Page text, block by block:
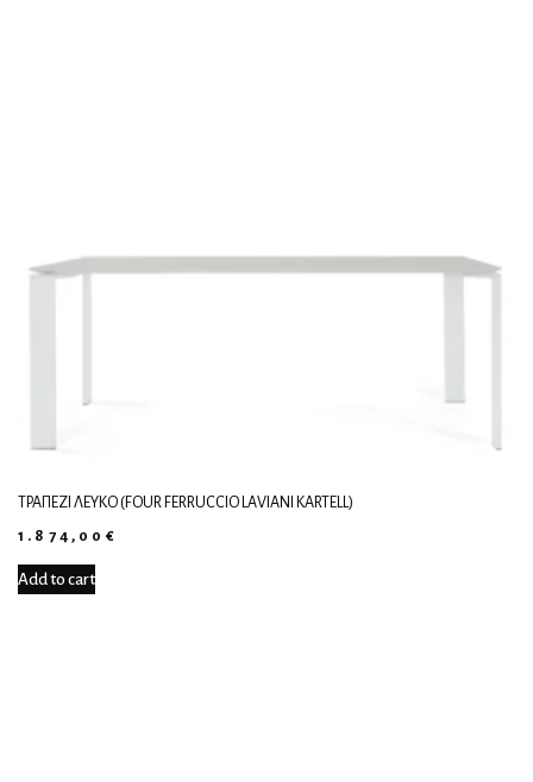
ΤΡΑΠΈΖΙ ΛΕΥΚΌ (FOUR FERRUCCIO LAVIANI KARTELL)
1.874,00 €
Add to cart